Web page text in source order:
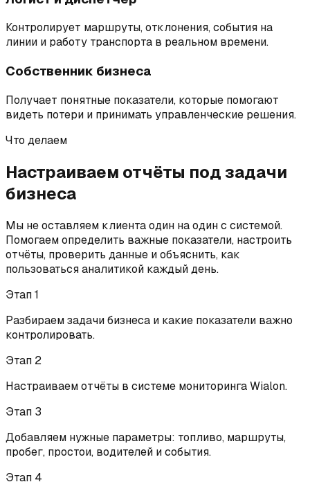
Контролирует маршруты, отклонения, события на
линии и работу транспорта в реальном времени.
Собственник бизнеса
Получает понятные показатели, которые помогают
видеть потери и принимать управленческие решения.
Что делаем
Настраиваем отчёты под задачи
бизнеса
Мы не оставляем клиента один на один с системой.
Помогаем определить важные показатели, настроить
отчёты, проверить данные и объяснить, как
пользоваться аналитикой каждый день.
Этап1
Разбираем задачи бизнеса и какие показатели важно
контролировать.
Этап 2
Настраиваем отчёты в системе мониторинга Wialon.
Этап 3
Добавляем нужные параметры: топливо, маршруты,
пробег, простои, водителей и события.
Этап 4